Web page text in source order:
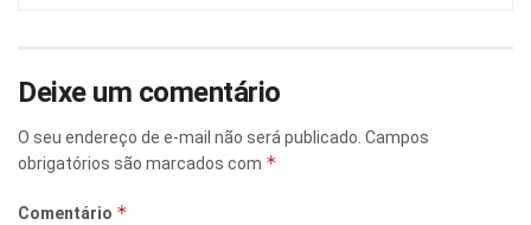
Deixe um comentário
O seu endereço de e-mail não será publicado. Campos
obrigatórios são marcados com *
Comentário *